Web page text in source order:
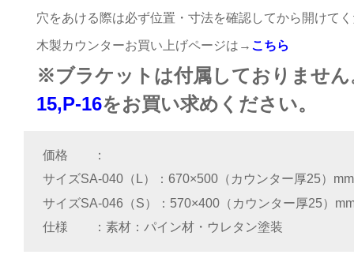
穴をあける際は必ず位置・寸法を確認してから開けて
木製カウンターお買い上げページは→ こちら
※ブラケットは付属しておりません
15,P-16をお買い求めください。
価格
サイズSA-040（L）
670×500（カウンター厚25）mm
サイズSA-046（S）
570×400（カウンター厚25）
仕様
素材：パイン材・ウレタン塗装